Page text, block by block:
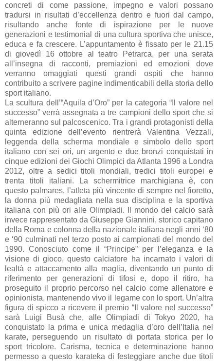
concreti di come passione, impegno e valori possano
tradursi in risultati d’eccellenza dentro e fuori dal campo,
risultando anche fonte di ispirazione per le nuove
generazioni e testimonial di una cultura sportiva che unisce,
educa e fa crescere. L’appuntamento è fissato per le 21.15
di giovedì 16 ottobre al teatro Petrarca, per una serata
all’insegna di racconti, premiazioni ed emozioni dove
verranno omaggiati questi grandi ospiti che hanno
contribuito a scrivere pagine indimenticabili della storia dello
sport italiano.
La scultura dell’“Aquila d’Oro” per la categoria “Il valore nel
successo” verrà assegnata a tre campioni dello sport che si
alterneranno sul palcoscenico. Tra i grandi protagonisti della
quinta edizione dell’evento rientrerà Valentina Vezzali,
leggenda della scherma mondiale e simbolo dello sport
italiano con sei ori, un argento e due bronzi conquistati in
cinque edizioni dei Giochi Olimpici da Atlanta 1996 a Londra
2012, oltre a sedici titoli mondiali, tredici titoli europei e
trenta titoli italiani. La schermitrice marchigiana è, con
questo palmares, l’atleta più vincente di sempre nel fioretto,
la donna più medagliata nella sua disciplina e la sportiva
italiana con più ori alle Olimpiadi. Il mondo del calcio sarà
invece rappresentato da Giuseppe Giannini, storico capitano
della Roma e colonna della nazionale italiana negli anni ‘80
e ‘90 culminati nel terzo posto ai campionati del mondo del
1990. Conosciuto come il “Principe” per l’eleganza e la
visione di gioco, questo calciatore ha incarnato i valori di
lealtà e attaccamento alla maglia, diventando un punto di
riferimento per generazioni di tifosi e, dopo il ritiro, ha
proseguito il proprio percorso nel calcio come allenatore e
opinionista, mantenendo vivo il legame con lo sport. Un’altra
figura di spicco a ricevere il premio “Il valore nel successo”
sarà Luigi Busà che, alle Olimpiadi di Tokyo 2020, ha
conquistato la prima e unica medaglia d’oro dell’Italia nel
karate, perseguendo un risultato di portata storica per lo
sport tricolore. Carisma, tecnica e determinazione hanno
permesso a questo karateka di festeggiare anche due titoli